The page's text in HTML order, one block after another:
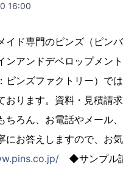
16:00
イド専門のピンズ（ピン
ンアンドデベロップメン
ピンズファクトリー）で
おります。資料・見積請
ちろん、お電話やメール
にお答えしますので、お気
◆サンプル